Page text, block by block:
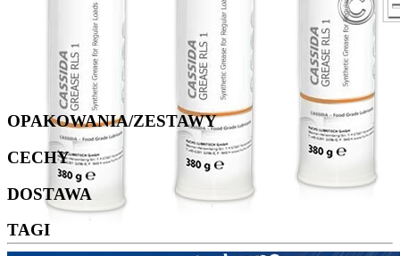
OPAKOWANIA/ZESTAWY
CECHY
DOSTAWA
TAGI